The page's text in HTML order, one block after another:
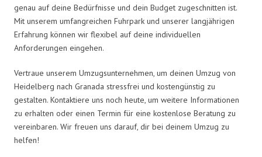
genau auf deine Bedürfnisse und dein Budget zugeschnitten ist.
Mit unserem umfangreichen Fuhrpark und unserer langjährigen
Erfahrung können wir flexibel auf deine individuellen
Anforderungen eingehen.
Vertraue unserem Umzugsunternehmen, um deinen Umzug von
Heidelberg nach Granada stressfrei und kostengünstig zu
gestalten. Kontaktiere uns noch heute, um weitere Informationen
zu erhalten oder einen Termin für eine kostenlose Beratung zu
vereinbaren. Wir freuen uns darauf, dir bei deinem Umzug zu
helfen!